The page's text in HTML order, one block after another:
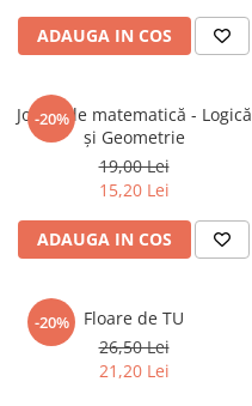
ADAUGA IN COS
-20%
Jocuri de matematică - Logică
și Geometrie
19,00 Lei
15,20 Lei
ADAUGA IN COS
-20%
Floare de TU
26,50 Lei
21,20 Lei